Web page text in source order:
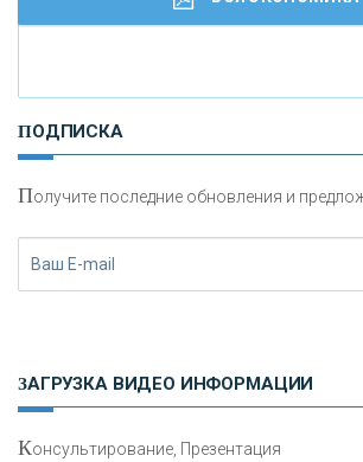
И
сохранения и увеличения капитала
ПОДПИСКА
Получите последние обновления и
ЗАГРУЗКА ВИДЕО ИНФОРМАЦИИ
Консультирование, Презентация